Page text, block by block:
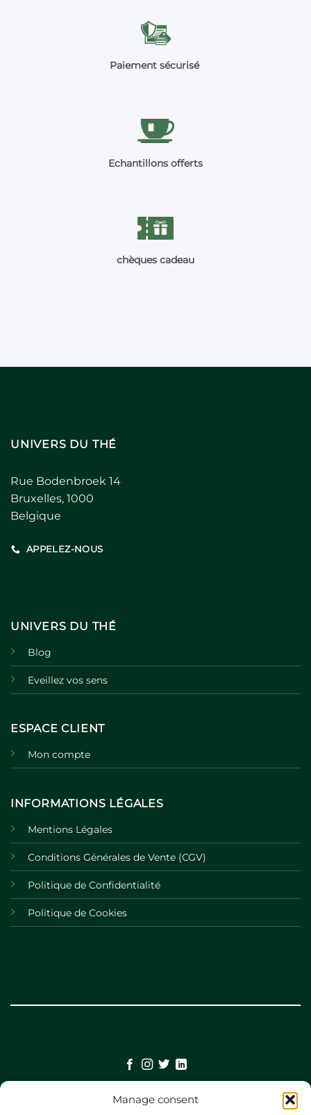
Manage consent
Paiement sécurisé
Echantillons offerts
chèques cadeau
UNIVERS DU THÉ
Rue Bodenbroek 14
Bruxelles, 1000
Belgique
APPELEZ-NOUS
UNIVERS DU THÉ
Blog
Eveillez vos sens
ESPACE CLIENT
Mon compte
INFORMATIONS LÉGALES
Mentions Légales
Conditions Générales de Vente (CGV)
Politique de Confidentialité
Politique de Cookies
©